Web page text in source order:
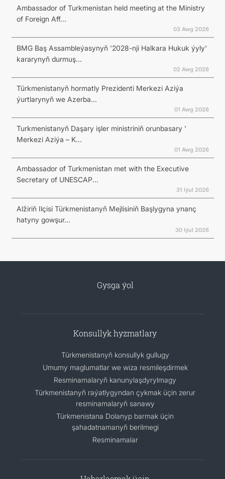
Ambassador of Turkmenistan held meeting at the Ministry
of Foreign Aff...
03 Awg 2026
BMG Baş Assambleýasynyň '2028-nji Halkara Hukuk ýyly'
kararynyň durmuş...
02 Awg 2026
Türkmenistanyň hormatly Prezidenti Merkezi Aziýa
ýurtlarynyň we Azerba...
01 Awg 2026
Turkmenistanyň Daşary işler ministriniň orunbasary '
Merkezi Aziýa – K...
01 Awg 2026
Ambassador of Turkmenistan met with the Executive
Secretary of UNESCAP...
31 Iýul 2026
Alžiriň Ilçisi Türkmenistanyň Mejlisiniň Başlygyna ynanç
hatyny gowşur...
30 Iýul 2026
Gysga ýol
Konsullyk hyzmatlary
Türkmenistanyň konsullyk gullugy
Umumy maglumatlar we wiza resmileşdirmek
Resminamalaryň kanunylaşdyrylmagy
Türkmenistanyň raýatlygyndan çykmak üçin zerur
resminamalaryň sanawy
Türkmenistana Dolanyp barmak üçin
şahadatnamanyň berilmegi
Resminamalar